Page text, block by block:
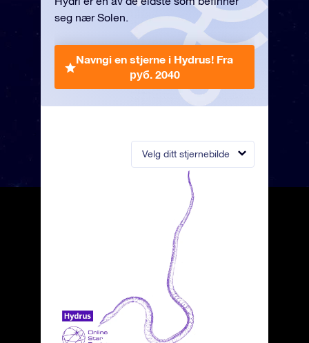
Velg ditt stjernebilde
seg nær Solen.
Navngi en stjerne i Hydrus! Fra
руб. 2040